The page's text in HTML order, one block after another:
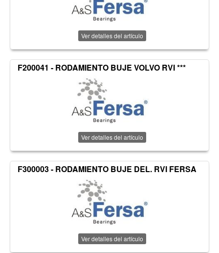
Ver detalles del artículo
F200041 - RODAMIENTO BUJE VOLVO RVI ***
Ver detalles del artículo
F300003 - RODAMIENTO BUJE DEL. RVI FERSA
Ver detalles del artículo